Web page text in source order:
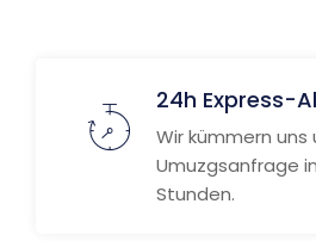
24h Express-
Wir kümmern uns
Umuzgsanfrage
Stunden.